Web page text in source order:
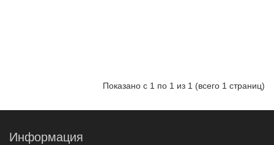
Показано с 1 по 1 из 1 (всего 1 страниц)
Информация